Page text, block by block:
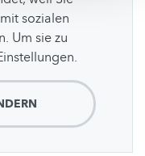
sozialen
Um sie zu